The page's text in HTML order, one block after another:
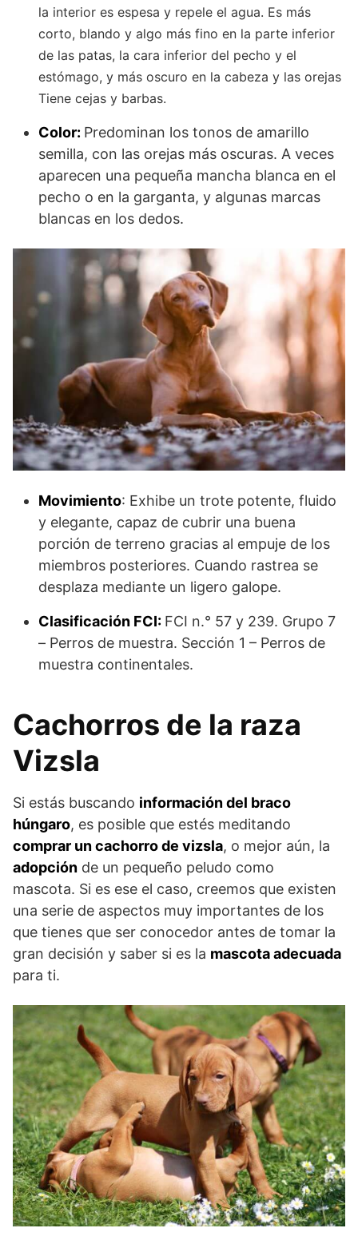
la interior es espesa y repele el agua. Es más
corto, blando y algo más fino en la parte inferior
de las patas, la cara inferior del pecho y el
estómago, y más oscuro en la cabeza y las orejas
Tiene cejas y barbas.
Color: Predominan los tonos de amarillo
semilla, con las orejas más oscuras. A veces
aparecen una pequeña mancha blanca en el
pecho o en la garganta, y algunas marcas
blancas en los dedos.
Movimiento: Exhibe un trote potente, fluido
y elegante, capaz de cubrir una buena
porción de terreno gracias al empuje de los
miembros posteriores. Cuando rastrea se
desplaza mediante un ligero galope.
Clasificación FCI: FCI n.° 57 y 239. Grupo 7
– Perros de muestra. Sección 1 – Perros de
muestra continentales.
Cachorros de la raza
Vizsla
Si estás buscando información del braco
húngaro, es posible que estés meditando
comprar un cachorro de vizsla, o mejor aún, la
adopción de un pequeño peludo como
mascota. Si es ese el caso, creemos que existen
una serie de aspectos muy importantes de los
que tienes que ser conocedor antes de tomar la
gran decisión y saber si es la mascota adecuada
para ti.